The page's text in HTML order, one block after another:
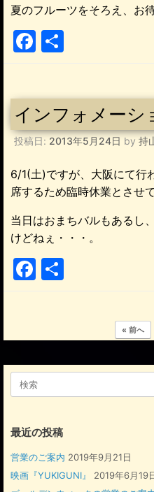
夏のフルーツをそろえ、お
F
e
b
o
o
k
インフォメーシ
投稿日: 2013年5月24日 by 持
6/1(土)ですが、大阪にて行
席するため臨時休業とさせ
当日はおまちバルもあるし
けどねぇ・・・。
F
e
b
o
o
k
« 前へ
最近の投稿
営業のご案内 2019年9月21日
映画『YUKIGUNI』
2019年6月19